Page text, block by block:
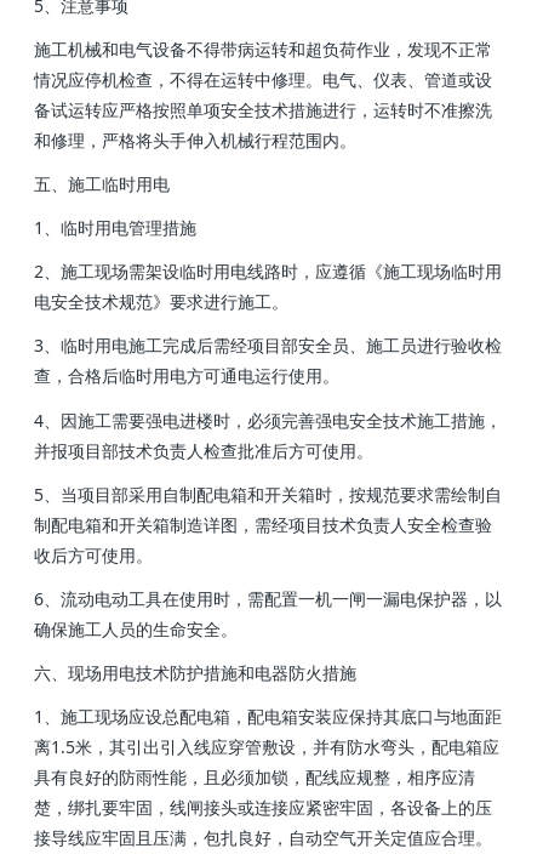
5、注意事项
施工机械和电气设备不得带病运转和超负荷作业 ，发现不正常
情况应停机检查 ，不得在运转中修理。电气、仪表 、管道或设
备试运转应严格按照单项安全技术措施进行 ，运转时不准擦洗
和修理，严格将头手伸入机械行程范围内。
五、施工临时用电
1 、临时用电管理措施
2、施工现场需架设临时用电线路时 ，应遵循《施工现场临时用
电安全技术规范》要求进行施工。
3 、临时用电施工完成后需经项目部安全员、施工员进行验收检
查 ，合格后临时用电方可通电运行使用 。
4、因施工需要强电进楼时，必须完善强电安全技术施工措施，
并报项目部技术负责人检查批准后方可使用。
5、当项目部采用自制配电箱和开关箱时，按规范要求需绘制自
制配电箱和开关箱制造详图，需经项目技术负责人安全检查验
收后方可使用 。
6、流动电动工具在使用时，需配置一机一闸一漏电保护器，以
确保施工人员的生命安全。
六、现场用电技术防护措施和电器防火措施
1、施工现场应设总配电箱，配电箱安装应保持其底口与地面距
离1.5米 ，其引出引入线应穿管敷设，并有防水弯头，配电箱应
具有良好的防雨性能，且必须加锁，配线应规整 ，相序应清
楚，绑扎要牢固，线闸接头或连接应紧密牢固，各设备上的压
接导线应牢固且压满，包扎良好 ，自动空气开关定值应合理 。